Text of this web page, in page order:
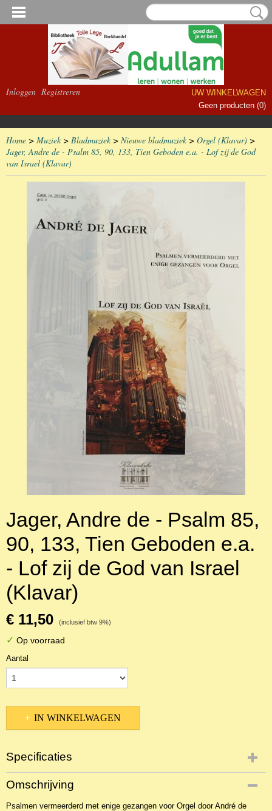
Inloggen Registreren
UW WINKELWAGEN
Geen producten (0)
Home > Muziek> Bladmuziek> Nieuwe bladmuziek> Orgel (Klavar) >
Jager, Andre de - Psalm 85, 90, 133, Tien Geboden e.a. - Lof zij de God
van Israel (Klavar)
Jager, Andre de - Psalm 85,
90, 133, Tien Geboden e.a.
- Lof zij de God van Israel
(Klavar)
€ 11,50 (inclusief btw 9%)
✓ Op voorraad
Aantal
IN WINKELWAGEN
Specificaties
Productcode
NBLKOr-28985
EAN code
Omschrijving
Psalmen vermeerderd met enige gezangen voor Orgel door André de